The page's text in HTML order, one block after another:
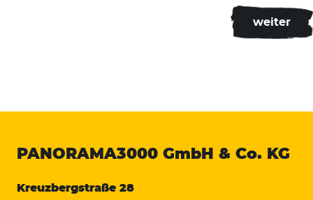
PANORAMA3000 GmbH & Co. KG
Kreuzbergstraße 28